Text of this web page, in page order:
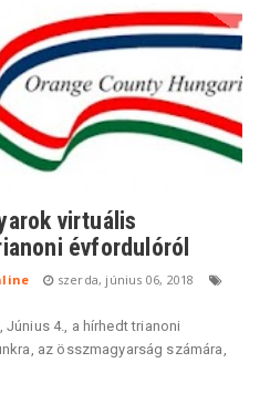
virtuális
évfordulóról
szerda, június 06, 2018
4., a hírhedt trianoni
az összmagyarság számára,